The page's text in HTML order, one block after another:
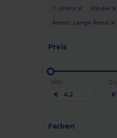
T-Shirts Kinder
Ärmel : Lange Ärmel
Preis
Von
€
Zu
€
Farben